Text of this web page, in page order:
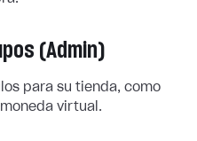
(Admin)
para su tienda, como
virtual.